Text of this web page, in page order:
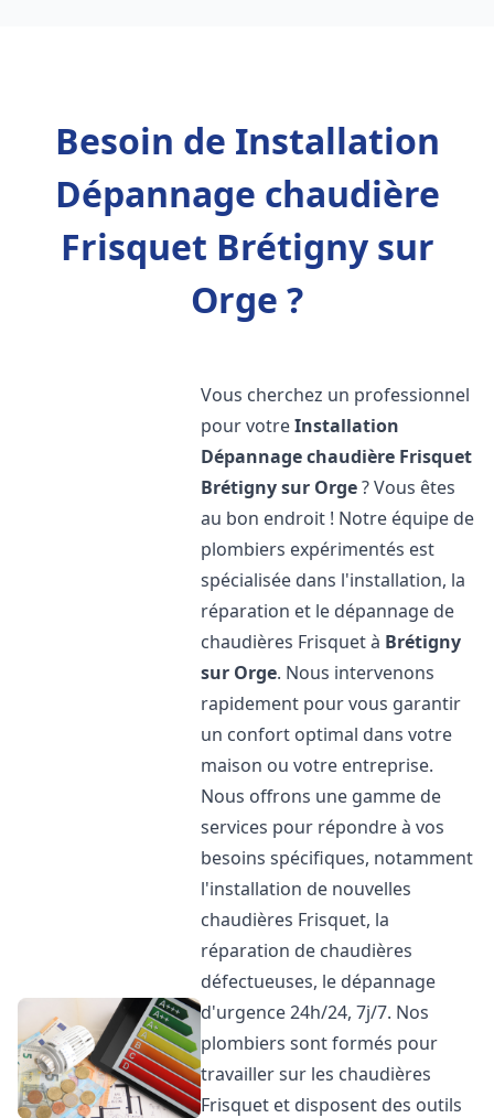
Besoin de Installation
Dépannage chaudière
Frisquet Brétigny sur
Orge ?
Vous cherchez un professionnel
pour votreInstallation
Dépannage chaudière Frisquet
Brétigny sur Orge? Vous êtes
au bon endroit ! Notre équipe de
plombiers expérimentés est
spécialisée dans l'installation, la
réparation et le dépannage de
chaudières Frisquet à Brétigny
sur Orge. Nous intervenons
rapidement pour vous garantir
un confort optimal dans votre
maison ou votre entreprise.
Nous offrons une gamme de
services pour répondre à vos
besoins spécifiques, notamment
l'installation de nouvelles
chaudières Frisquet, la
réparation de chaudières
défectueuses, le dépannage
d'urgence 24h/24, 7j/7. Nos
plombiers sont formés pour
travailler sur les chaudières
Frisquet et disposent des outils